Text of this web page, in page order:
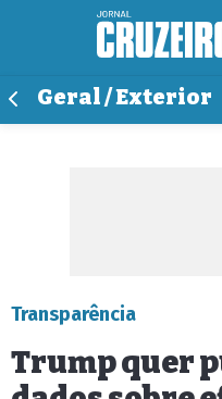
Geral / Exterior
Transparência
Trump quer